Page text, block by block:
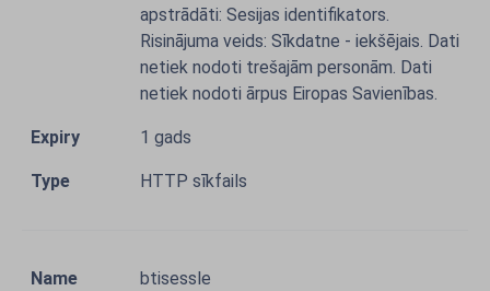
apstrādāti: Sesijas identifikators.
Risinājuma veids: Sīkdatne - iekšējais. Dati
netiek nodoti trešajām personām. Dati
netiek nodoti ārpus Eiropas Savienības.
1 gads
HTTP sīkfails
btisessle